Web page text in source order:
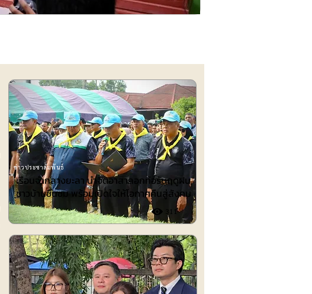
เรือนจำกลางยะลา นำจิตอาสาลอกท่อรับฤดูฝน
ชาวบ้านชื่นชม พร้อมเปิดใจให้โอกาศคืนสู่สังคม
311
ข่าวประชาสัมพันธ์